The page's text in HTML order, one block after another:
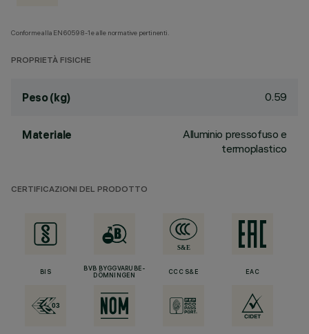
Conforme alla EN60598-1 e alle normative pertinenti.
PROPRIETÀ FISICHE
Peso (kg) 0.59
Materiale
Alluminio pressofuso e
termoplastico
CERTIFICAZIONI DEL PRODOTTO
BIS
BVB BYGGVARUBE-
DÖMNINGEN
CCC S&E EAC